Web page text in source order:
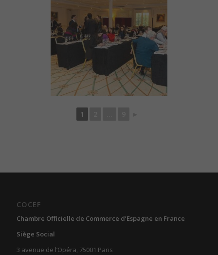
1
COCEF
Chambre Officielle de Commerce d’Espagne en France
Siège Social
3 avenue de l’Opéra, 75001 Paris